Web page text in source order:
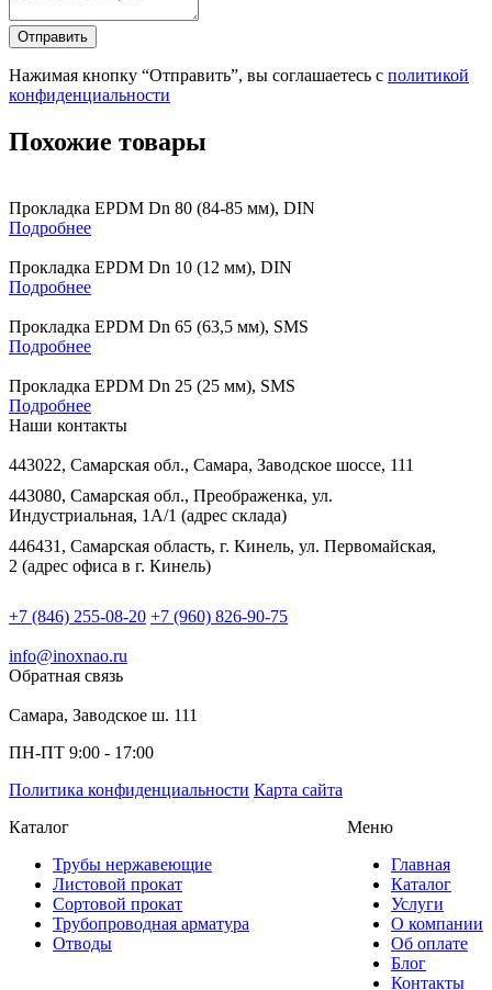
Нажимая кнопку “Отправить”, вы соглашаетесь с политикой
конфиденциальности
Похожие товары
Прокладка EPDM Dn 80 (84-85 мм), DIN
Подробнее
Прокладка EPDM Dn 10 (12 мм), DIN
Подробнее
Прокладка EPDM Dn 65 (63,5 мм), SMS
Подробнее
Прокладка EPDM Dn 25 (25 мм), SMS
Подробнее
Наши контакты
443022, Самарская обл., Самара, Заводское шоссе, 111
443080, Самарская обл., Преображенка, ул.
Индустриальная, 1А/1 (адрес склада)
446431, Самарская область, г. Кинель, ул. Первомайская,
2 (адрес офиса в г. Кинель)
+7 (846) 255-08-20 +7 (960) 826-90-75
info@inoxnao.ru
Обратная связь
Самара, Заводское ш. 111
ПН-ПТ 9:00 - 17:00
Политика конфиденциальности Карта сайта
Каталог
Трубы нержавеющие
Листовой прокат
Сортовой прокат
Трубопроводная арматура
Отводы
Меню
Главная
Каталог
Услуги
О компании
Об оплате
Блог
Контакты